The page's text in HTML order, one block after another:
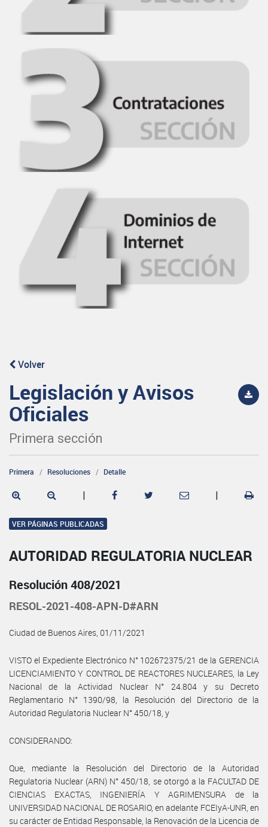
Volver
Legislación y Avisos
Oficiales
Primera sección
Primera Resoluciones Detalle
| |
VER PÁGINAS PUBLICADAS
AUTORIDAD REGULATORIA NUCLEAR
Resolución 408/2021
RESOL-2021-408-APN-D#ARN
Ciudad de Buenos Aires, 01/11/2021
VISTO el Expediente Electrónico N° 102672375/21 de la GERENCIA
LICENCIAMIENTO Y CONTROL DE REACTORES NUCLEARES, la Ley
Nacional de la Actividad Nuclear N° 24.804 y su Decreto
Reglamentario N° 1390/98, la Resolución del Directorio de la
Autoridad Regulatoria Nuclear N° 450/18, y
CONSIDERANDO:
Que, mediante la Resolución del Directorio de la Autoridad
Regulatoria Nuclear (ARN) N° 450/18, se otorgó a la FACULTAD DE
CIENCIAS EXACTAS, INGENIERÍA Y AGRIMENSURA de la
UNIVERSIDAD NACIONAL DE ROSARIO, en adelante FCEIyA-UNR, en
su carácter de Entidad Responsable, la Renovación de la Licencia de